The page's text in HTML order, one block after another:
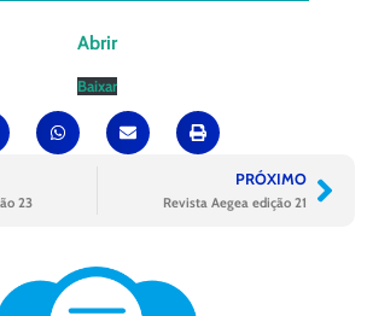
Abrir
Baixar
23
PRÓXIMO
Revista Aegea edição 21